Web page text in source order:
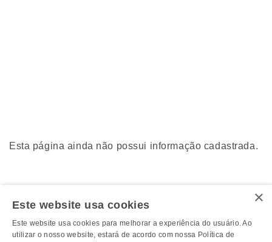
Esta página ainda não possui informação cadastrada.
×
Este website usa cookies
Este website usa cookies para melhorar a experiência do usuário. Ao
utilizar o nosso website, estará de acordo com nossa Política de